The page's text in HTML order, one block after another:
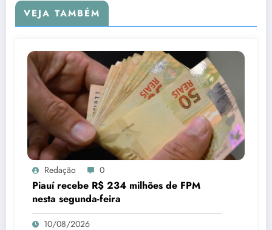
VEJA TAMBÉM
Redação 0
Piauí recebe R$ 234 milhões de FPM
nesta segunda-feira
10/08/2026